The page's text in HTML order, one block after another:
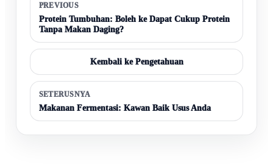
PREVIOUS
Protein Tumbuhan: Boleh ke Dapat Cukup Protein
Tanpa Makan Daging?
Kembali ke Pengetahuan
SETERUSNYA
Makanan Fermentasi: Kawan Baik Usus Anda